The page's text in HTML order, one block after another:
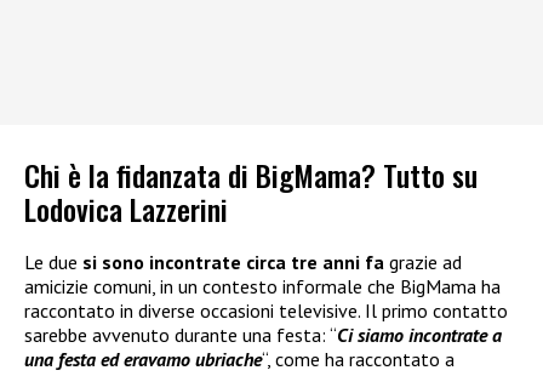
Chi è la fidanzata di BigMama? Tutto su
Lodovica Lazzerini
Le due si sono incontrate circa tre anni fa grazie ad
amicizie comuni, in un contesto informale che BigMama ha
raccontato in diverse occasioni televisive. Il primo contatto
sarebbe avvenuto durante una festa: “Ci siamo incontrate a
una festa ed eravamo ubriache“, come ha raccontato a